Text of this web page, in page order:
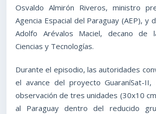
Osvaldo Almirón Riveros, ministro
Agencia Espacial del Paraguay (AEP), y
Adolfo Arévalos Maciel, decano de
Ciencias y Tecnologías.
Durante el episodio, las autoridades
el avance del proyecto GuaraníSat-II,
observación de tres unidades (30x10
al Paraguay dentro del reducido